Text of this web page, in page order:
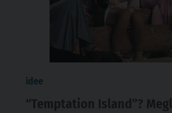
idee
“Temptation Island”?